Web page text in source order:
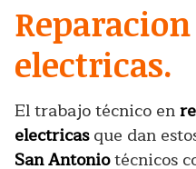
electricas.
El trabajo técnico en
electricasque dan
San Antoniotécnicos